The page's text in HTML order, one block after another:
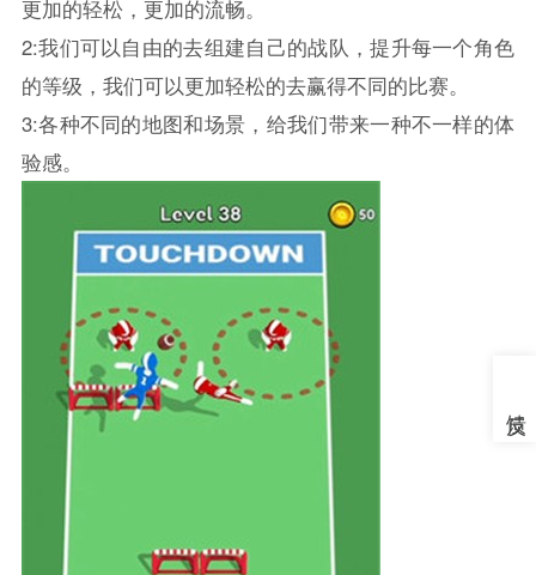
更加的轻松，更加的流畅。
2:我们可以自由的去组建自己的战队，提升每一个角色
的等级，我们可以更加轻松的去赢得不同的比赛。
3:各种不同的地图和场景，给我们带来一种不一样的体
验感。